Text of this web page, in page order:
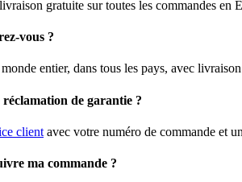
gratuite sur toutes les commandes en
vous ?
entier, dans tous les pays, avec
de garantie ?
client avec votre numéro de commande et
ma commande ?